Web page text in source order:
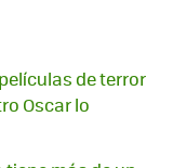
de terror
Oscar lo